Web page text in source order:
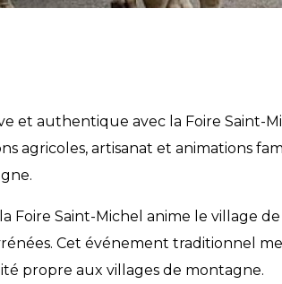
et authentique avec la Foire Saint-
agricoles, artisanat et animations
Foire Saint-Michel anime le village
Cet événement traditionnel
propre aux villages de montagne.